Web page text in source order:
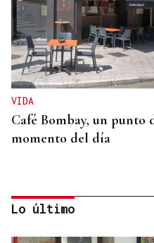
VIDA
Café Bombay, un punto
momento del día
Lo último